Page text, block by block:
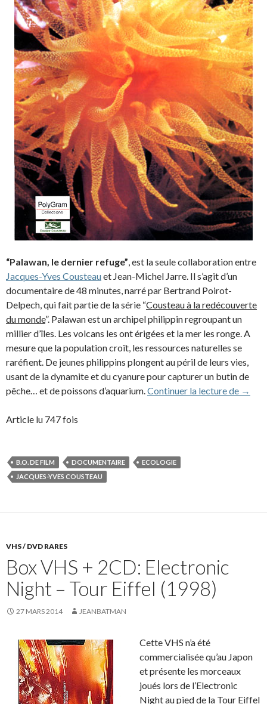
“Palawan, le dernier refuge”, est la seule collaboration entre
Jacques-Yves Cousteauet Jean-Michel Jarre. Il s’agit d’un
documentaire de 48 minutes, narré par Bertrand Poirot-
Delpech, qui fait partie de la série “Cousteau à la redécouverte
du monde”. Palawan est un archipel philippin regroupant un
millier d’îles. Les volcans les ont érigées et la mer les ronge. A
mesure que la population croît, les ressources naturelles se
raréfient. De jeunes philippins plongent au péril de leurs vies,
usant de la dynamite et du cyanure pour capturer un butin de
pêche… et de poissons d’aquarium.Continuer la lecture de →
Article lu 747 fois
B.O. DE FILM DOCUMENTAIRE
ECOLOGIE
JACQUES-YVES COUSTEAU
VHS / DVD RARES
Box VHS + 2CD: Electronic
Night – Tour Eiffel (1998)
27 MARS 2014 JEANBATMAN
Cette VHS n’a été
commercialisée qu’au Japon
et présente les morceaux
joués lors de l’Electronic
Night au pied de la Tour Eiffel